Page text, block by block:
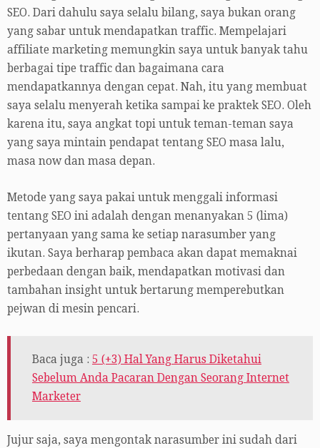
SEO. Dari dahulu saya selalu bilang, saya bukan orang
yang sabar untuk mendapatkan traffic. Mempelajari
affiliate marketing memungkin saya untuk banyak tahu
berbagai tipe traffic dan bagaimana cara
mendapatkannya dengan cepat. Nah, itu yang membuat
saya selalu menyerah ketika sampai ke praktek SEO. Oleh
karena itu, saya angkat topi untuk teman-teman saya
yang saya mintain pendapat tentang SEO masa lalu,
masa now dan masa depan.
Metode yang saya pakai untuk menggali informasi
tentang SEO ini adalah dengan menanyakan 5 (lima)
pertanyaan yang sama ke setiap narasumber yang
ikutan. Saya berharap pembaca akan dapat memaknai
perbedaan dengan baik, mendapatkan motivasi dan
tambahan insight untuk bertarung memperebutkan
pejwan di mesin pencari.
Baca juga : 5 (+3) Hal Yang Harus Diketahui
Sebelum Anda Pacaran Dengan Seorang Internet
Marketer
Jujur saja, saya mengontak narasumber ini sudah dari